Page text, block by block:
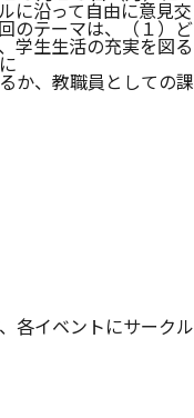
査・VOICE報告
のお願い
に沿って自由に意見交
のテーマは、（１）ど
学生生活の充実を図る
か、教職員としての課
各イベントにサークル